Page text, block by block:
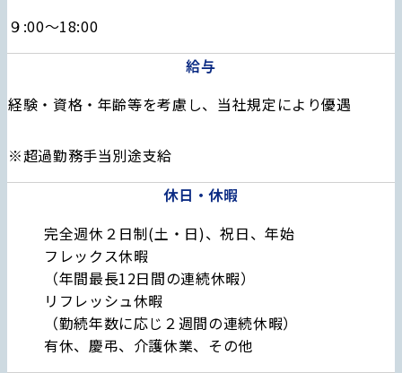
９:00～18:00
給与
経験・資格・年齢等を考慮し、当社規定により優遇
※超過勤務手当別途支給
休日・休暇
完全週休２日制(土・日)、祝日、年始
フレックス休暇
（年間最長12日間の連続休暇）
リフレッシュ休暇
（勤続年数に応じ２週間の連続休暇）
有休、慶弔、介護休業、その他